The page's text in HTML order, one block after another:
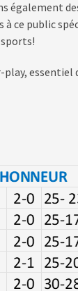
également
ce public
essentiel